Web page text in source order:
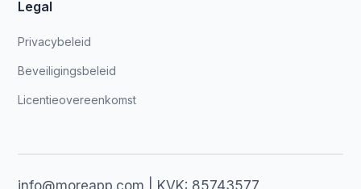
Legal
Privacybeleid
Beveiligingsbeleid
Licentieovereenkomst
info@moreapp.com | KVK: 85743577